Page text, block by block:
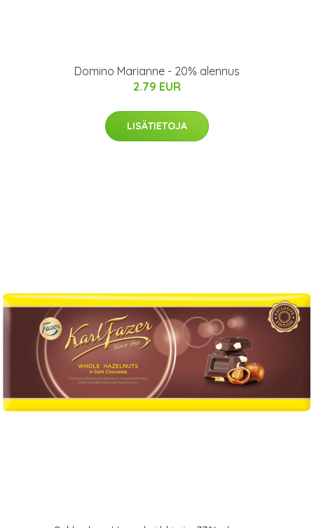
Domino Marianne - 20% alennus
2.79 EUR
LISÄTIETOJA